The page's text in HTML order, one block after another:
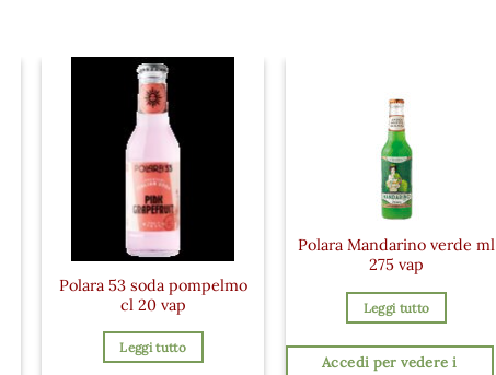
Polara 53 soda pompelmo
cl 20 vap
Leggi tutto
Polara Mandarino verde ml
275 vap
Leggi tutto
Accedi per vedere i